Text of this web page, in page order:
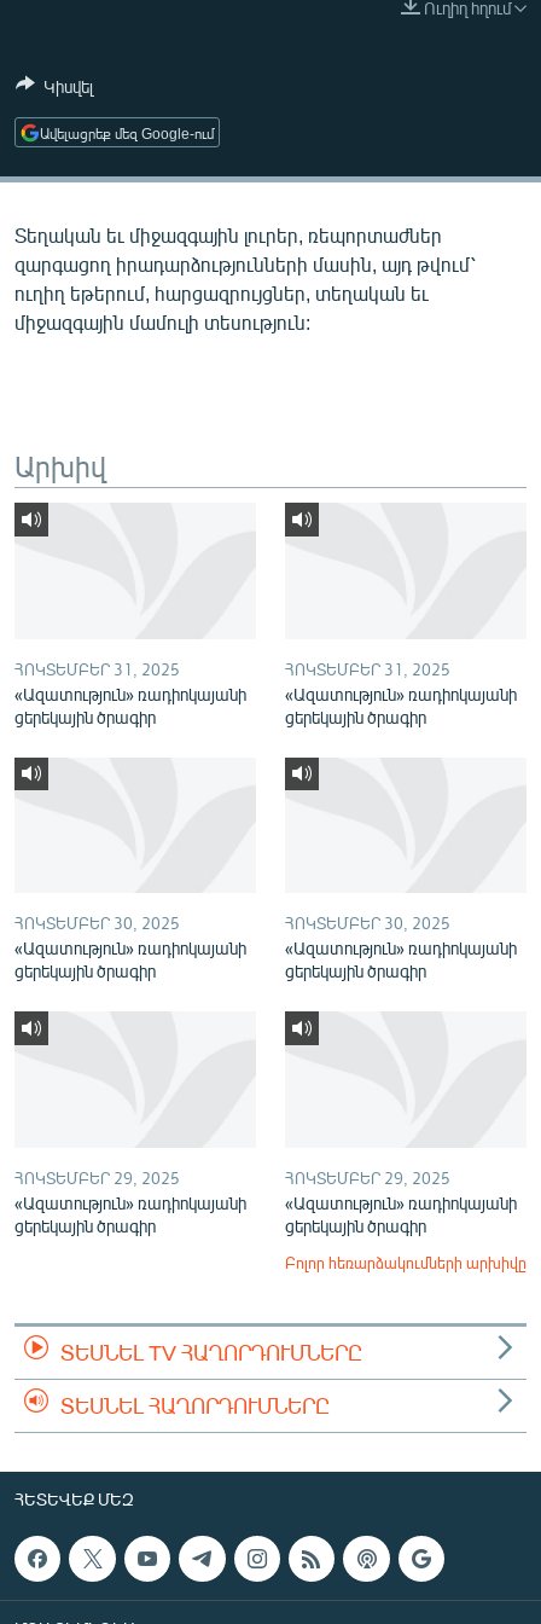
ՄԵԿՆԱԲԱՆՈՒԹՅՈՒՆ
ԿՈՐՈՆԱՎԻՐՈՒՍ
ԱՐԽԻՎ
ՏԵՍԱՆՅՈՒԹԵՐ
ՓՈԴՔԱՍԹ
Հայերեն
ՀԵՏԵՎԵՔ ՄԵԶ
Ուղիղ հղում
Կիսվել
Ավելացրեք մեզ Google-ում
Տեղական եւ միջազգային լուրեր, ռեպորտաժներ
զարգացող իրադարձությունների մասին, այդ թվում՝
ուղիղ եթերում, հարցազրույցներ, տեղական եւ
միջազգային մամուլի տեսություն:
Արխիվ
ՀՈԿՏԵՄԲԵՐ 31, 2025
«Ազատություն» ռադիոկայանի
ցերեկային ծրագիր
ՀՈԿՏԵՄԲԵՐ 31, 2025
«Ազատություն» ռադիոկայանի
ցերեկային ծրագիր
ՀՈԿՏԵՄԲԵՐ 30, 2025
«Ազատություն» ռադիոկայանի
ցերեկային ծրագիր
ՀՈԿՏԵՄԲԵՐ 30, 2025
«Ազատություն» ռադիոկայանի
ցերեկային ծրագիր
ՀՈԿՏԵՄԲԵՐ 29, 2025
«Ազատություն» ռադիոկայանի
ցերեկային ծրագիր
ՀՈԿՏԵՄԲԵՐ 29, 2025
«Ազատություն» ռադիոկայանի
ցերեկային ծրագիր
Բոլոր հեռարձակումների արխիվը
ՏԵՍՆԵԼ TV ՀԱՂՈՐԴՈՒՄՆԵՐԸ
ՏԵՍՆԵԼ ՀԱՂՈՐԴՈՒՄՆԵՐԸ
ՀԵՏԵՎԵՔ ՄԵԶ